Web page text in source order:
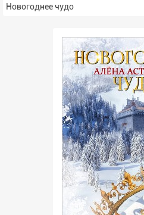
Новогоднее чудо